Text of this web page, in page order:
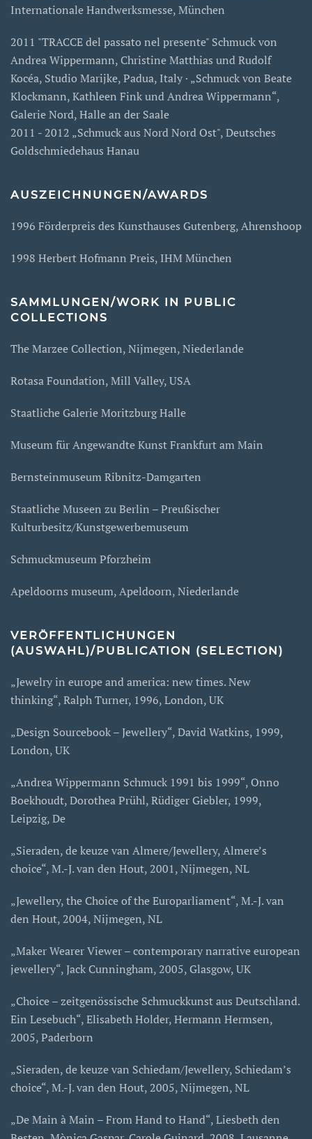
Internationale Handwerksmesse, München
2011 "TRACCE del passato nel presente" Schmuck von
Andrea Wippermann, Christine Matthias und Rudolf
Kocéa, Studio Marijke, Padua, Italy · „Schmuck von Beate
Klockmann, Kathleen Fink und Andrea Wippermann“,
Galerie Nord, Halle an der Saale
2011 - 2012 „Schmuck aus Nord Nord Ost", Deutsches
Goldschmiedehaus Hanau
AUSZEICHNUNGEN/AWARDS
1996 Förderpreis des Kunsthauses Gutenberg, Ahrenshoop
1998 Herbert Hofmann Preis, IHM München
SAMMLUNGEN/WORK IN PUBLIC
COLLECTIONS
The Marzee Collection, Nijmegen, Niederlande
Rotasa Foundation, Mill Valley, USA
Staatliche Galerie Moritzburg Halle
Museum für Angewandte Kunst Frankfurt am Main
Bernsteinmuseum Ribnitz-Damgarten
Staatliche Museen zu Berlin – Preußischer
Kulturbesitz/Kunstgewerbemuseum
Schmuckmuseum Pforzheim
Apeldoorns museum, Apeldoorn, Niederlande
VERÖFFENTLICHUNGEN
(AUSWAHL)/PUBLICATION (SELECTION)
„Jewelry in europe and america: new times. New
thinking“, Ralph Turner, 1996, London, UK
„Design Sourcebook – Jewellery“, David Watkins, 1999,
London, UK
„Andrea Wippermann Schmuck 1991 bis 1999“, Onno
Boekhoudt, Dorothea Prühl, Rüdiger Giebler, 1999,
Leipzig, De
„Sieraden, de keuze van Almere/Jewellery, Almere’s
choice“, M.-J. van den Hout, 2001, Nijmegen, NL
„Jewellery, the Choice of the Europarliament“, M.-J. van
den Hout, 2004, Nijmegen, NL
„Maker Wearer Viewer – contemporary narrative european
jewellery“, Jack Cunningham, 2005, Glasgow, UK
„Choice – zeitgenössische Schmuckkunst aus Deutschland.
Ein Lesebuch“, Elisabeth Holder, Hermann Hermsen,
2005, Paderborn
„Sieraden, de keuze van Schiedam/Jewellery, Schiedam’s
choice“, M.-J. van den Hout, 2005, Nijmegen, NL
„De Main à Main – From Hand to Hand“, Liesbeth den